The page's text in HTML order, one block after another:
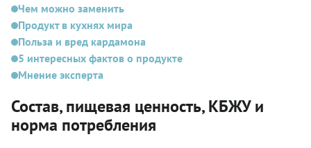
Чем можно заменить
Продукт в кухнях мира
Польза и вред кардамона
5 интересных фактов о продукте
Мнение эксперта
Состав, пищевая ценность, КБЖУ и
норма потребления